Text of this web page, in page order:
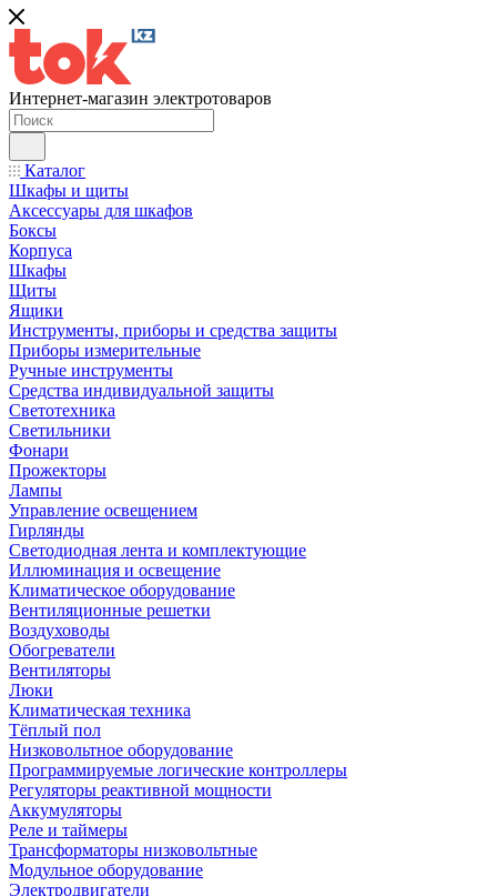
Интернет-магазин электротоваров
Каталог
Шкафы и щиты
Аксессуары для шкафов
Боксы
Корпуса
Шкафы
Щиты
Ящики
Инструменты, приборы и средства защиты
Приборы измерительные
Ручные инструменты
Средства индивидуальной защиты
Светотехника
Светильники
Фонари
Прожекторы
Лампы
Управление освещением
Гирлянды
Светодиодная лента и комплектующие
Иллюминация и освещение
Климатическое оборудование
Вентиляционные решетки
Воздуховоды
Обогреватели
Вентиляторы
Люки
Климатическая техника
Тёплый пол
Низковольтное оборудование
Программируемые логические контроллеры
Регуляторы реактивной мощности
Аккумуляторы
Реле и таймеры
Трансформаторы низковольтные
Модульное оборудование
Электродвигатели